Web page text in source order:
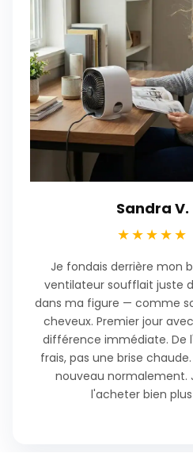
Sandra V.
★★★★★
Je fondais derrière mon
ventilateur soufflait juste
dans ma figure — comme
cheveux. Premier jour
différence immédiate. De
frais, pas une brise
nouveau normalement.
l'acheter bien